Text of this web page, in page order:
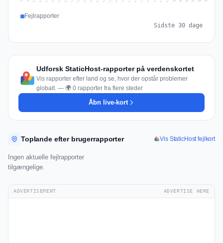
Fejlrapporter
Sidste 30 dage
Udforsk StaticHost-rapporter på verdenskortet
Vis rapporter efter land og se, hvor der opstår problemer
globalt. — 🌍 0 rapporter fra flere steder
Åbn live-kort
Toplande efter brugerrapporter Vis StaticHost fejlkort
Ingen aktuelle fejlrapporter
tilgængelige.
ADVERTISEMENT ADVERTISE HERE